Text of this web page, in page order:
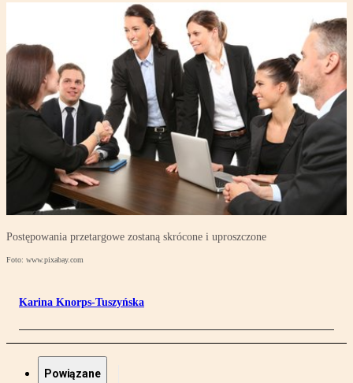
Postępowania przetargowe zostaną skrócone i uproszczone
Foto: www.pixabay.com
Karina Knorps-Tuszyńska
Powiązane